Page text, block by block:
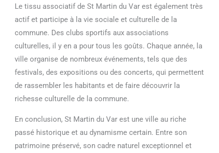
Le tissu associatif de St Martin du Var est également très
actif et participe à la vie sociale et culturelle de la
commune. Des clubs sportifs aux associations
culturelles, il y en a pour tous les goûts. Chaque année, la
ville organise de nombreux événements, tels que des
festivals, des expositions ou des concerts, qui permettent
de rassembler les habitants et de faire découvrir la
richesse culturelle de la commune.
En conclusion, St Martin du Var est une ville au riche
passé historique et au dynamisme certain. Entre son
patrimoine préservé, son cadre naturel exceptionnel et